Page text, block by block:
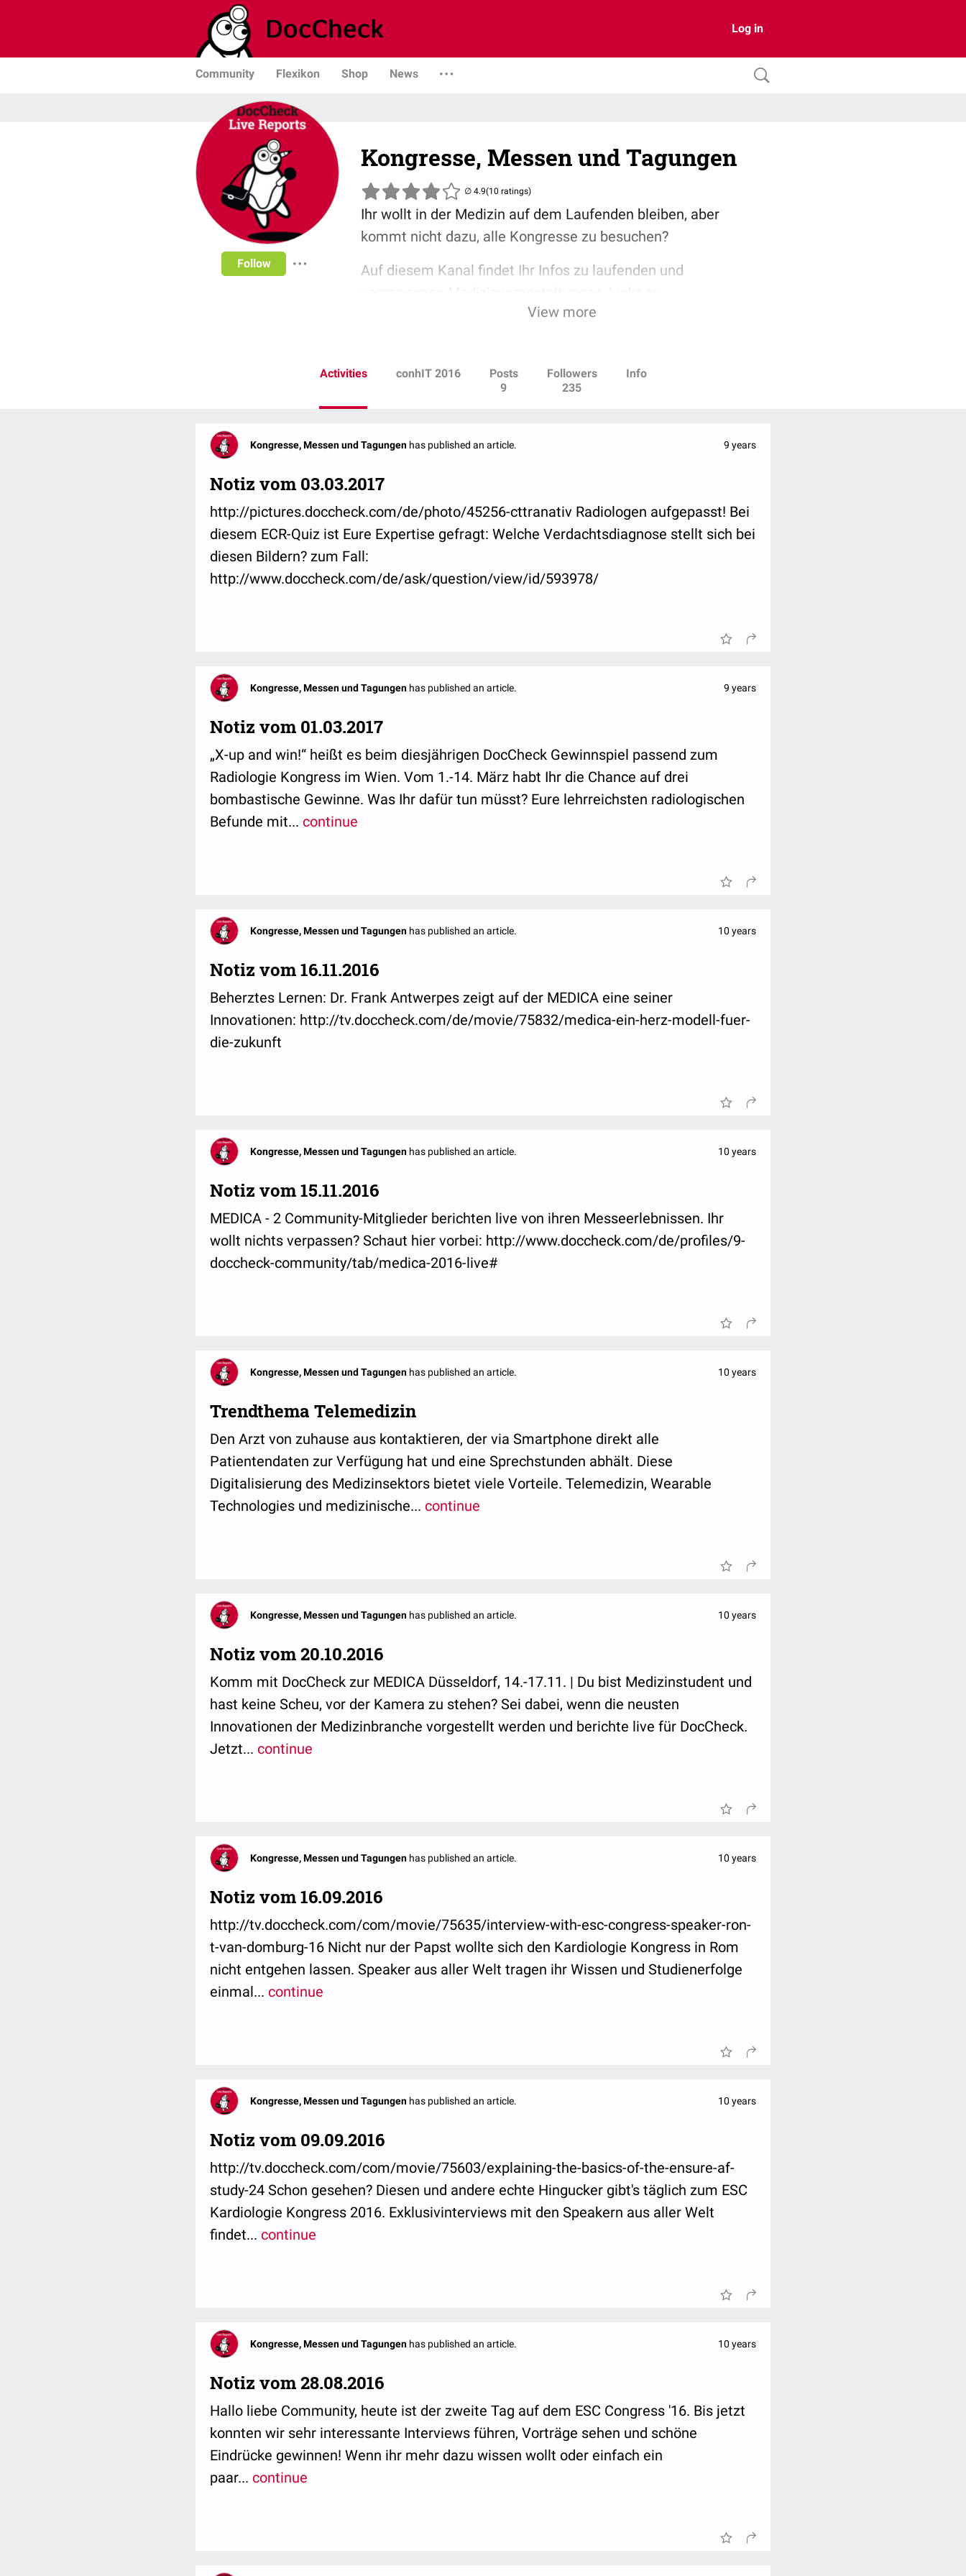
Log in
Community Flexikon Shop News
Follow
Kongresse, Messen und Tagungen
(10 ratings)
Ihr wollt in der Medizin auf dem Laufenden bleiben, aber
kommt nicht dazu, alle Kongresse zu besuchen?
Auf diesem Kanal findet Ihr Infos zu laufenden und
weiterführenden Inhalten und noch viel mehr.
View more
Activities conhIT 2016
Posts
9
Followers
235
Info
Kongresse, Messen und Tagungen has published an article. 9 years
Notiz vom 03.03.2017
http://pictures.doccheck.com/de/photo/45256-cttranativ Radiologen aufgepasst! Bei
diesem ECR-Quiz ist Eure Expertise gefragt: Welche Verdachtsdiagnose stellt sich bei
diesen Bildern? zum Fall:
http://www.doccheck.com/de/ask/question/view/id/593978/
Kongresse, Messen und Tagungen has published an article. 9 years
Notiz vom 01.03.2017
„X-up and win!“ heißt es beim diesjährigen DocCheck Gewinnspiel passend zum
Radiologie Kongress im Wien. Vom 1.-14. März habt Ihr die Chance auf drei
bombastische Gewinne. Was Ihr dafür tun müsst? Eure lehrreichsten radiologischen
Befunde mit... continue
Kongresse, Messen und Tagungen has published an article. 10 years
Notiz vom 16.11.2016
Beherztes Lernen: Dr. Frank Antwerpes zeigt auf der MEDICA eine seiner
Innovationen: http://tv.doccheck.com/de/movie/75832/medica-ein-herz-modell-fuer-
die-zukunft
Kongresse, Messen und Tagungen has published an article. 10 years
Notiz vom 15.11.2016
MEDICA - 2 Community-Mitglieder berichten live von ihren Messeerlebnissen. Ihr
wollt nichts verpassen? Schaut hier vorbei: http://www.doccheck.com/de/profiles/9-
doccheck-community/tab/medica-2016-live#
Kongresse, Messen und Tagungen has published an article. 10 years
Trendthema Telemedizin
Den Arzt von zuhause aus kontaktieren, der via Smartphone direkt alle
Patientendaten zur Verfügung hat und eine Sprechstunden abhält. Diese
Digitalisierung des Medizinsektors bietet viele Vorteile. Telemedizin, Wearable
Technologies und medizinische... continue
Kongresse, Messen und Tagungen has published an article. 10 years
Notiz vom 20.10.2016
Komm mit DocCheck zur MEDICA Düsseldorf, 14.-17.11. | Du bist Medizinstudent und
hast keine Scheu, vor der Kamera zu stehen? Sei dabei, wenn die neusten
Innovationen der Medizinbranche vorgestellt werden und berichte live für DocCheck.
Jetzt... continue
Kongresse, Messen und Tagungen has published an article. 10 years
Notiz vom 16.09.2016
http://tv.doccheck.com/com/movie/75635/interview-with-esc-congress-speaker-ron-
t-van-domburg-16 Nicht nur der Papst wollte sich den Kardiologie Kongress in Rom
nicht entgehen lassen. Speaker aus aller Welt tragen ihr Wissen und Studienerfolge
einmal... continue
Kongresse, Messen und Tagungen has published an article. 10 years
Notiz vom 09.09.2016
http://tv.doccheck.com/com/movie/75603/explaining-the-basics-of-the-ensure-af-
study-24 Schon gesehen? Diesen und andere echte Hingucker gibt's täglich zum ESC
Kardiologie Kongress 2016. Exklusivinterviews mit den Speakern aus aller Welt
findet... continue
Kongresse, Messen und Tagungen has published an article. 10 years
Notiz vom 28.08.2016
Hallo liebe Community, heute ist der zweite Tag auf dem ESC Congress '16. Bis jetzt
konnten wir sehr interessante Interviews führen, Vorträge sehen und schöne
Eindrücke gewinnen! Wenn ihr mehr dazu wissen wollt oder einfach ein
paar... continue